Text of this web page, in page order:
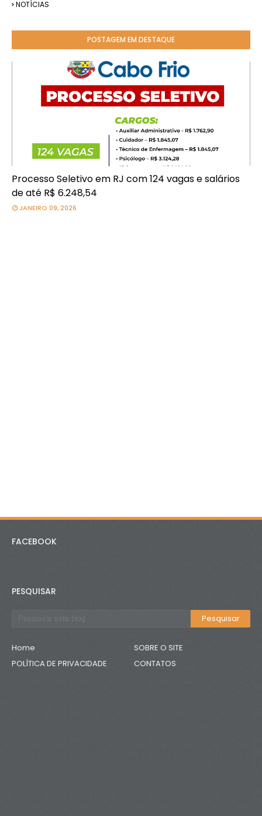
NOTÍCIAS
POSTAGEM EM DESTAQUE
Processo Seletivo em RJ com 124 vagas e salários
de até R$ 6.248,54
JANEIRO 09, 2026
FACEBOOK
PESQUISAR
Home
SOBRE O SITE
POLÍTICA DE PRIVACIDADE
CONTATOS